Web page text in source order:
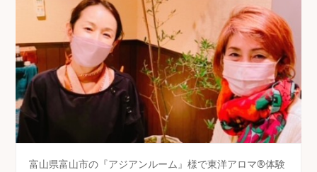
富山県富山市の『アジアンルーム』様で東洋アロマ®体験